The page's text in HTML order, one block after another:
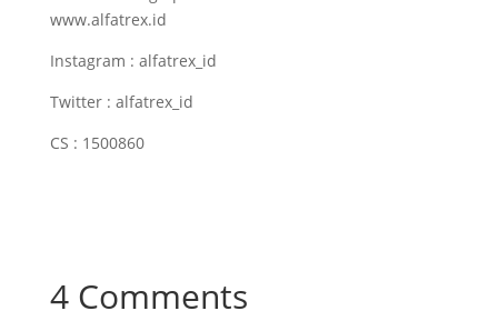
www.alfatrex.id
Instagram : alfatrex_id
Twitter : alfatrex_id
CS : 1500860
4 Comments